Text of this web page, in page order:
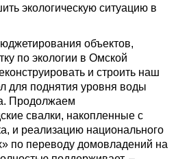
экологическую ситуацию в
объектов,
по экологии в Омской
и строить наш
для поднятия уровня воды
Продолжаем
свалки, накопленные с
и реализацию национального
по переводу домовладений на